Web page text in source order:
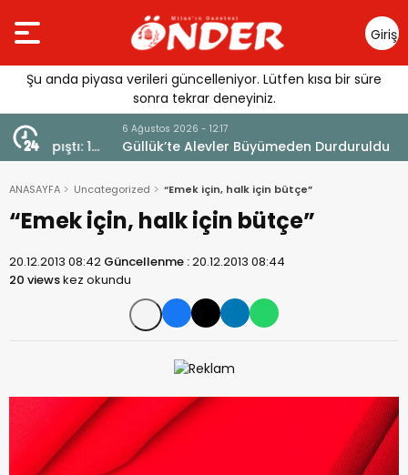
Giriş
Yap
Şu anda piyasa verileri güncelleniyor. Lütfen kısa bir süre
sonra tekrar deneyiniz.
1
6 Ağustos 2026 - 12:17
Güllük’te Alevler Büyümeden Durduruldu
ANASAYFA Uncategorized “Emek için, halk için bütçe”
“Emek için, halk için bütçe”
20.12.2013 08:42 Güncellenme :20.12.2013 08:44
20 viewskez okundu